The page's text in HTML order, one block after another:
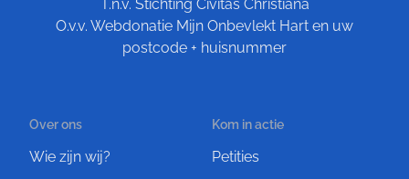
T.n.v. Stichting Civitas Christiana
O.v.v. Webdonatie Mijn Onbevlekt Hart en uw
postcode + huisnummer
Over ons
Wie zijn wij?
Kom in actie
Petities